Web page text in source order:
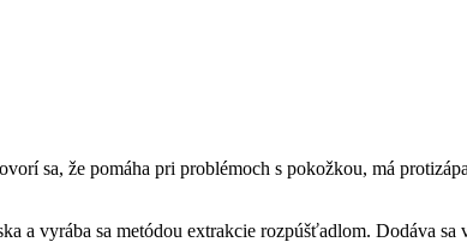
sa, že pomáha pri problémoch s pokožkou, má
a vyrába sa metódou extrakcie rozpúšťadlom. Dodáva